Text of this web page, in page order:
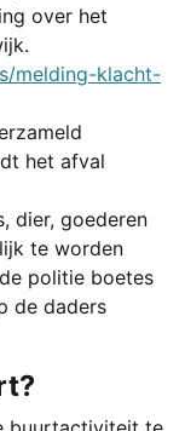
over het
melding-klacht-
het afval
dier, goederen
te worden
politie boetes
de daders